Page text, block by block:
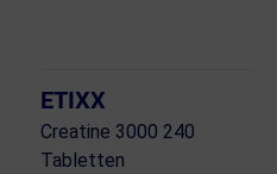
ETIXX
Creatine 3000 240
Tabletten